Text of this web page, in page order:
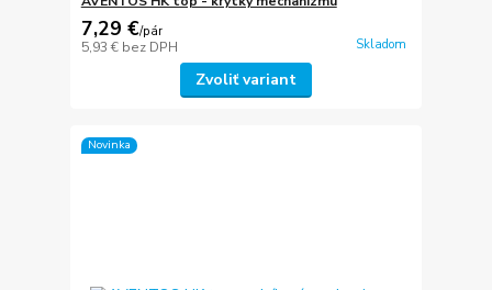
7,29 €/pár
5,93 € bez DPH Skladom
Zvoliť variant
Novinka